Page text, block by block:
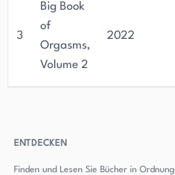
3
Big Book
of
Orgasms,
Volume 2
2022
ENTDECKEN
Finden und Lesen Sie Bücher in Ordnung